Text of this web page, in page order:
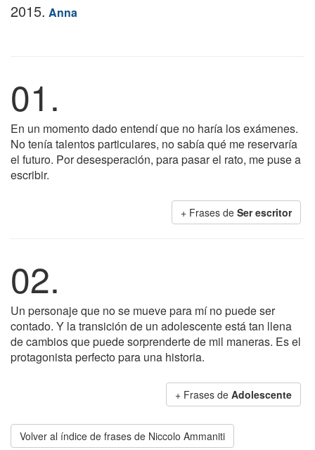
2015. Anna
01.
En un momento dado entendí que no haría los exámenes.
No tenía talentos particulares, no sabía qué me reservaría
el futuro. Por desesperación, para pasar el rato, me puse a
escribir.
+ Frases de Ser escritor
02.
Un personaje que no se mueve para mí no puede ser
contado. Y la transición de un adolescente está tan llena
de cambios que puede sorprenderte de mil maneras. Es el
protagonista perfecto para una historia.
+ Frases de Adolescente
Volver al índice de frases de Niccolo Ammaniti